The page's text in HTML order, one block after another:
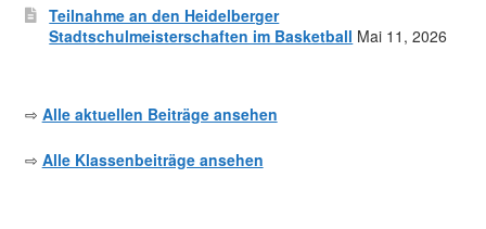
Teilnahme an den Heidelberger
Stadtschulmeisterschaften im Basketball Mai 11, 2026
⇨ Alle aktuellen Beiträge ansehen
⇨ Alle Klassenbeiträge ansehen